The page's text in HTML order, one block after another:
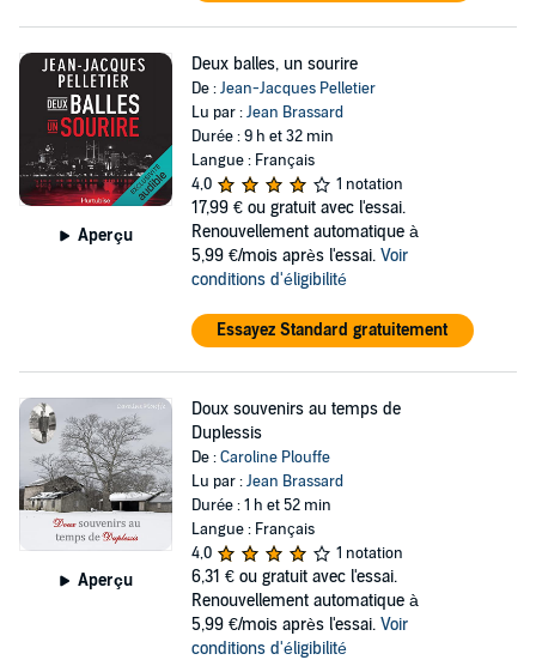
Aperçu
Deux balles, un sourire
De :Jean-Jacques Pelletier
Lu par :Jean Brassard
Durée : 9 h et 32 min
Langue : Français
4,0
1 notation
17,99 € ou gratuit avec l'essai.
Renouvellement automatique à
5,99 €/mois après l'essai. Voir
conditions d'éligibilité
Essayez Standard gratuitement
Aperçu
Doux souvenirs au temps de
Duplessis
De :Caroline Plouffe
Lu par :Jean Brassard
Durée : 1 h et 52 min
Langue : Français
4,0
1 notation
6,31 € ou gratuit avec l'essai.
Renouvellement automatique à
5,99 €/mois après l'essai. Voir
conditions d'éligibilité